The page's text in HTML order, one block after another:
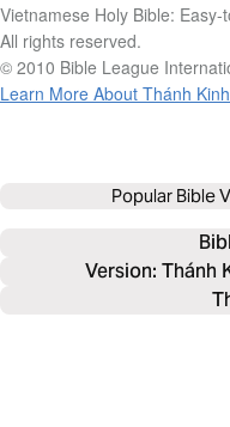
Vietnamese Holy Bible:
All rights reserved.
© 2010 Bible League
Learn More About Thánh
Popular Bible
Version: Thánh